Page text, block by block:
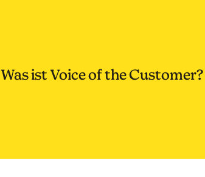
Was ist Voice of the Customer?